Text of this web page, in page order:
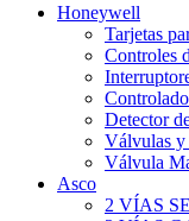
Honeywell
Tarjetas
Controles
Detector
Válvulas y
Válvula
Asco
2 VÍAS